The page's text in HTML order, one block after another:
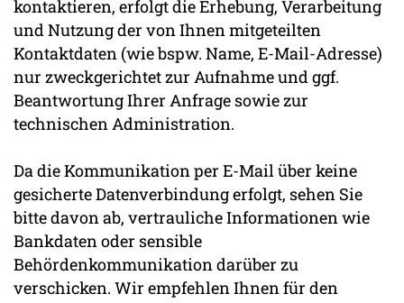
kontaktieren, erfolgt die Erhebung, Verarbeitung
und Nutzung der von Ihnen mitgeteilten
Kontaktdaten (wie bspw. Name, E-Mail-Adresse)
nur zweckgerichtet zur Aufnahme und ggf.
Beantwortung Ihrer Anfrage sowie zur
technischen Administration.
Da die Kommunikation per E-Mail über keine
gesicherte Datenverbindung erfolgt, sehen Sie
bitte davon ab, vertrauliche Informationen wie
Bankdaten oder sensible
Behördenkommunikation darüber zu
verschicken. Wir empfehlen Ihnen für den